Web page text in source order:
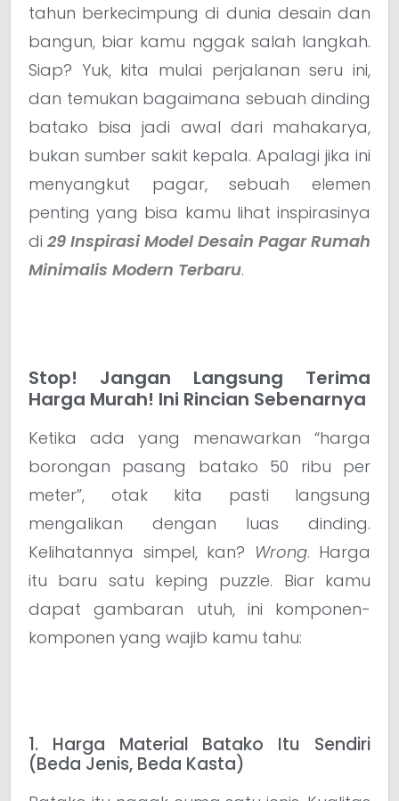
tahun berkecimpung di dunia desain dan
bangun, biar kamu nggak salah langkah.
Siap? Yuk, kita mulai perjalanan seru ini,
dan temukan bagaimana sebuah dinding
batako bisa jadi awal dari mahakarya,
bukan sumber sakit kepala. Apalagi jika ini
menyangkut pagar, sebuah elemen
penting yang bisa kamu lihat inspirasinya
di 29 Inspirasi Model Desain Pagar Rumah
Minimalis Modern Terbaru.
Stop! Jangan Langsung Terima
Harga Murah! Ini Rincian Sebenarnya
Ketika ada yang menawarkan “harga
borongan pasang batako 50 ribu per
meter”, otak kita pasti langsung
mengalikan dengan luas dinding.
Kelihatannya simpel, kan? Wrong. Harga
itu baru satu keping puzzle. Biar kamu
dapat gambaran utuh, ini komponen-
komponen yang wajib kamu tahu:
1. Harga Material Batako Itu Sendiri
(Beda Jenis, Beda Kasta)